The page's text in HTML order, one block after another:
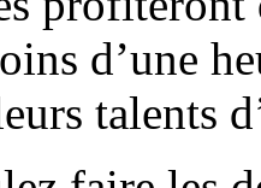
d’une
talents